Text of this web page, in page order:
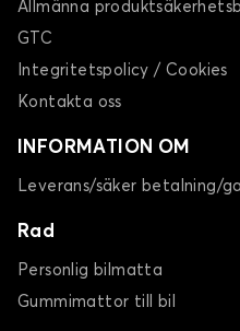
Allmänna
GTC
Integritetspolicy / Cookies
Kontakta oss
INFORMATION OM
Leverans/säker betalning/
Rad
Personlig bilmatta
Gummimattor till bil